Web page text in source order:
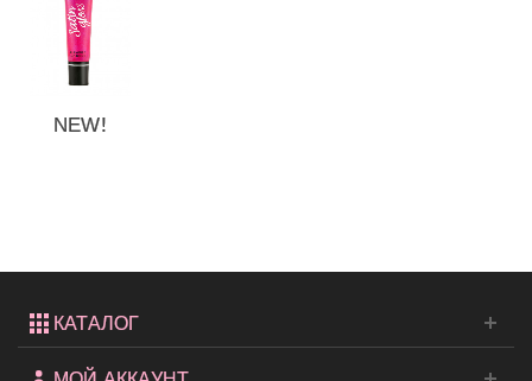
NEW!
КАТАЛОГ